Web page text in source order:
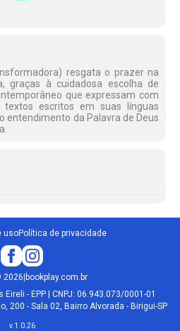
resgata o prazer na
graças à cuidadosa escolha de
que expressam com
escritos em suas línguas
entendimento da Palavra de Deus
usoPolítica de privacidade
2026 bookplay.com.br
- EPP | CNPJ: 06.943.073/0001-01
200 - Sala 02, Bairro Alvorada - Birigui-SP
v. 1.0.26